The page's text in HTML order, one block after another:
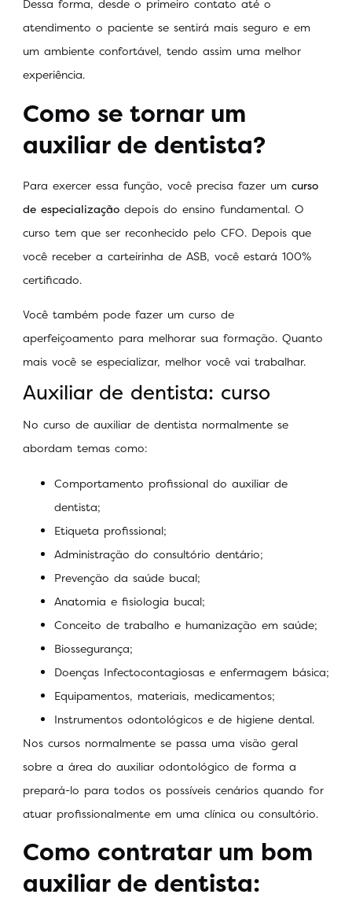
Dessa forma, desde o primeiro contato até o
atendimento o paciente se sentirá mais seguro e em
um ambiente confortável, tendo assim uma melhor
experiência.
Como se tornar um
auxiliar de dentista?
Para exercer essa função, você precisa fazer um curso
de especialização depois do ensino fundamental. O
curso tem que ser reconhecido pelo CFO. Depois que
você receber a carteirinha de ASB, você estará 100%
certificado.
Você também pode fazer um curso de
aperfeiçoamento para melhorar sua formação. Quanto
mais você se especializar, melhor você vai trabalhar.
Auxiliar de dentista: curso
No curso de auxiliar de dentista normalmente se
abordam temas como:
Comportamento profissional do auxiliar de
dentista;
Etiqueta profissional;
Administração do consultório dentário;
Prevenção da saúde bucal;
Anatomia e fisiologia bucal;
Conceito de trabalho e humanização em saúde;
Biossegurança;
Doenças Infectocontagiosas e enfermagem básica;
Equipamentos, materiais, medicamentos;
Instrumentos odontológicos e de higiene dental.
Nos cursos normalmente se passa uma visão geral
sobre a área do auxiliar odontológico de forma a
prepará-lo para todos os possíveis cenários quando for
atuar profissionalmente em uma clínica ou consultório.
Como contratar um bom
auxiliar de dentista: